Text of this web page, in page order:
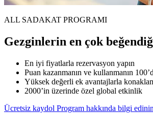
ALL SADAKAT PROGRAMI
Gezginlerin en çok
En iyi fiyatlarla rezervasyon yapın
Puan kazanmanın ve kullanmanın
Yüksek değerli ek avantajlarla
2000’in üzerinde özel global etkinlik
Ücretsiz kaydol Program hakkında bilgi edinin